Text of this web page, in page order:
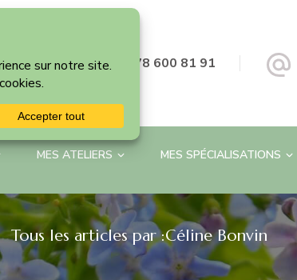
+41 78 600 81 91
MES ATELIERS MES SPÉCIALISATIONS
Tous les articles par :Céline Bonvin